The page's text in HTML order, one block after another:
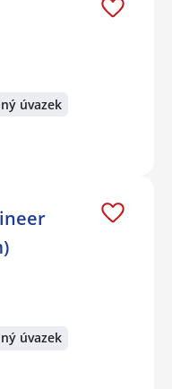
úvazek
úvazek